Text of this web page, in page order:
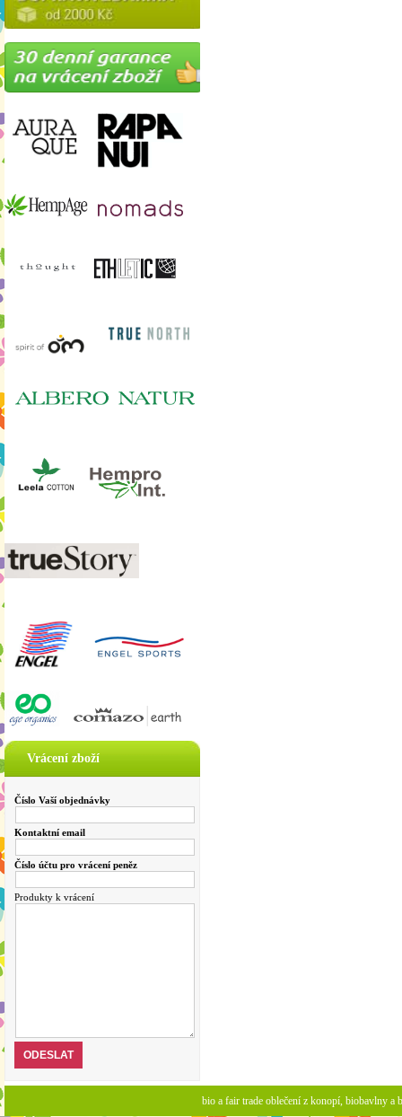
Vrácení zboží
Číslo Vaší objednávky
Kontaktní email
Číslo účtu pro vrácení peněz
Produkty k vrácení
bio a fair trade oblečení z konopí, biobavlny a